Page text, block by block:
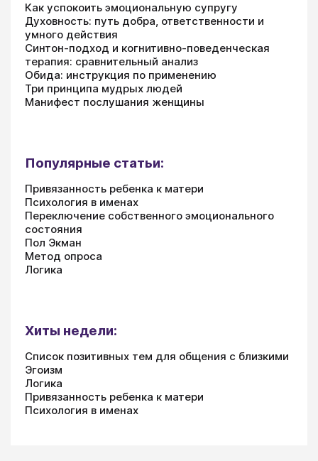
Как успокоить эмоциональную супругу
Духовность: путь добра, ответственности и
умного действия
Синтон-подход и когнитивно-поведенческая
терапия: сравнительный анализ
Обида: инструкция по применению
Три принципа мудрых людей
Манифест послушания женщины
Популярные статьи:
Привязанность ребенка к матери
Психология в именах
Переключение собственного эмоционального
состояния
Пол Экман
Метод опроса
Логика
Хиты недели:
Список позитивных тем для общения с близкими
Эгоизм
Логика
Привязанность ребенка к матери
Психология в именах